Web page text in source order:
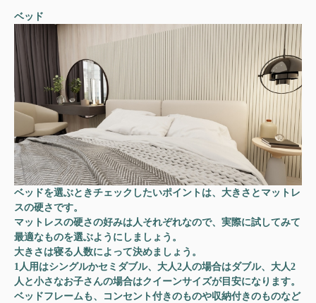
ベッド
ベッドを選ぶときチェックしたいポイントは、大きさとマットレ
スの硬さです。
マットレスの硬さの好みは人それぞれなので、実際に試してみて
最適なものを選ぶようにしましょう。
大きさは寝る人数によって決めましょう。
1人用はシングルかセミダブル、大人2人の場合はダブル、大人2
人と小さなお子さんの場合はクイーンサイズが目安になります。
ベッドフレームも、コンセント付きのものや収納付きのものなど